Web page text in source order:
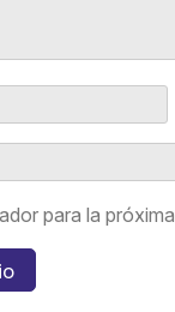
para la